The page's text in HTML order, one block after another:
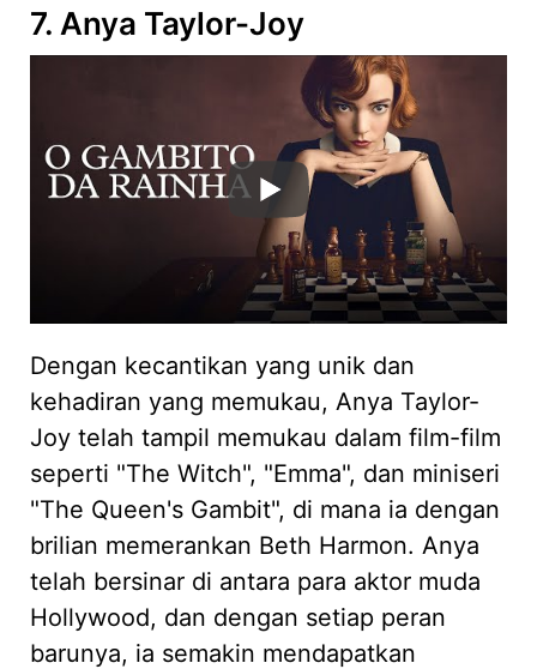
7. Anya Taylor-Joy
Dengan kecantikan yang unik dan
kehadiran yang memukau, Anya Taylor-
Joy telah tampil memukau dalam film-film
seperti "The Witch", "Emma", dan miniseri
"The Queen's Gambit", di mana ia dengan
brilian memerankan Beth Harmon. Anya
telah bersinar di antara para aktor muda
Hollywood, dan dengan setiap peran
barunya, ia semakin mendapatkan